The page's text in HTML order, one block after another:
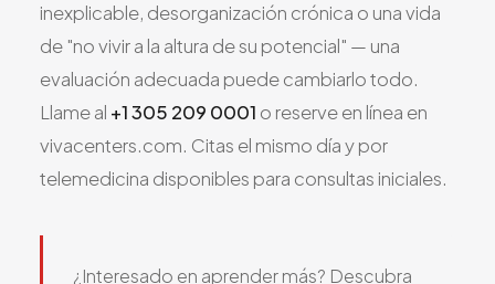
inexplicable, desorganización crónica o una vida
de "no vivir a la altura de su potencial" — una
evaluación adecuada puede cambiarlo todo.
Llame al +1 305 209 0001 o reserve en línea en
vivacenters.com. Citas el mismo día y por
telemedicina disponibles para consultas iniciales.
¿Interesado en aprender más? Descubra